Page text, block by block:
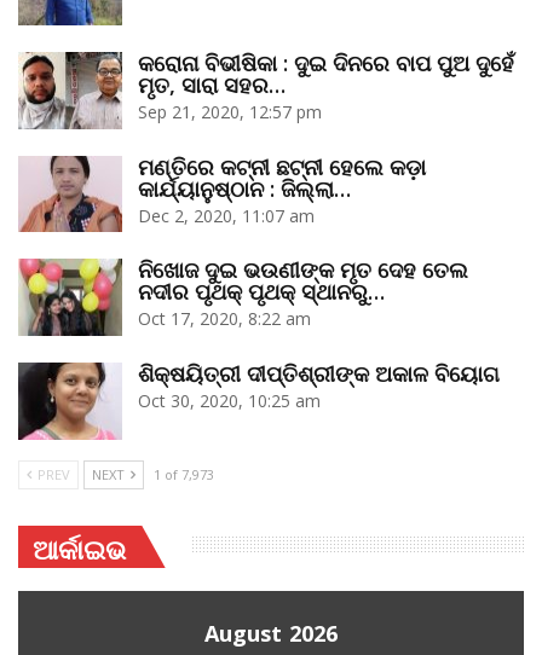
କରୋନା ବିଭୀଷିକା : ଦୁଇ ଦିନରେ ବାପ ପୁଅ ଦୁହେଁ
ମୃତ, ସାରା ସହର…
Sep 21, 2020, 12:57 pm
ମଣ୍ତିରେ କଟ୍‌ନୀ ଛଟ୍‌ନୀ ହେଲେ କଡ଼ା
କାର୍ଯ୍ୟାନୁଷ୍ଠାନ : ଜିଲ୍ଲା…
Dec 2, 2020, 11:07 am
ନିଖୋଜ ଦୁଇ ଭଉଣୀଙ୍କ ମୃତ ଦେହ ତେଲ
ନଦୀର ପୃଥକ୍‌ ପୃଥକ୍‌ ସ୍ଥାନରୁ…
Oct 17, 2020, 8:22 am
ଶିକ୍ଷୟିତ୍ରୀ ଦୀପ୍ତିଶ୍ରୀଙ୍କ ଅକାଳ ବିୟୋଗ
Oct 30, 2020, 10:25 am
PREV NEXT 1 of 7,973
ଆର୍କାଇଭ
August 2026